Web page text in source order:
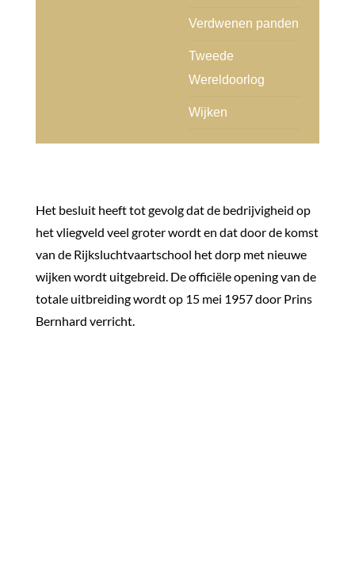
Verdwenen panden
Tweede
Wereldoorlog
Wijken
Het besluit heeft tot gevolg dat de bedrijvigheid op
het vliegveld veel groter wordt en dat door de komst
van de Rijksluchtvaartschool het dorp met nieuwe
wijken wordt uitgebreid. De officiële opening van de
totale uitbreiding wordt op 15 mei 1957 door Prins
Bernhard verricht.